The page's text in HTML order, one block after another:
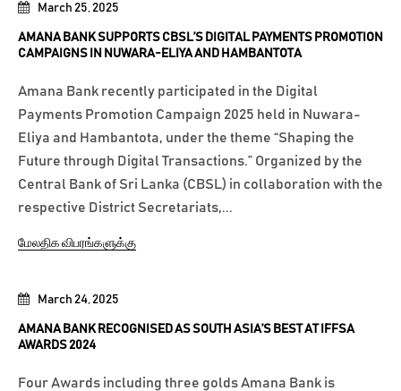
March 24, 2025
AMANA BANK RECOGNISED AS SOUTH ASIA’S BEST AT IFFSA
AWARDS 2024
Four Awards including three golds Amana Bank is
March 25, 2025
AMANA BANK SUPPORTS CBSL’S DIGITAL PAYMENTS PROMOTION
CAMPAIGNS IN NUWARA-ELIYA AND HAMBANTOTA
Amana Bank recently participated in the Digital
Payments Promotion Campaign 2025 held in Nuwara-
Eliya and Hambantota, under the theme “Shaping the
Future through Digital Transactions.” Organized by the
Central Bank of Sri Lanka (CBSL) in collaboration with the
respective District Secretariats,...
மேலதிக விபரங்களுக்கு